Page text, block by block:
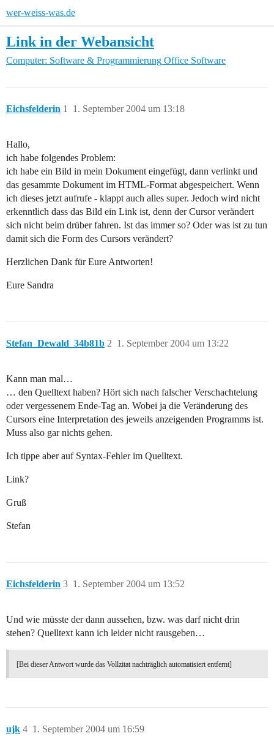
wer-weiss-was.de
Link in der Webansicht
Computer: Software & Programmierung Office Software
Eichsfelderin 1. September 2004 um 13:18
1
Hallo,
ich habe folgendes Problem:
ich habe ein Bild in mein Dokument eingefügt, dann verlinkt und
das gesammte Dokument im HTML-Format abgespeichert. Wenn
ich dieses jetzt aufrufe - klappt auch alles super. Jedoch wird nicht
erkenntlich dass das Bild ein Link ist, denn der Cursor verändert
sich nicht beim drüber fahren. Ist das immer so? Oder was ist zu tun
damit sich die Form des Cursors verändert?
Herzlichen Dank für Eure Antworten!
Eure Sandra
Stefan_Dewald_34b81b 1. September 2004 um 13:22
2
Kann man mal…
… den Quelltext haben? Hört sich nach falscher Verschachtelung
oder vergessenem Ende-Tag an. Wobei ja die Veränderung des
Cursors eine Interpretation des jeweils anzeigenden Programms ist.
Muss also gar nichts gehen.
Ich tippe aber auf Syntax-Fehler im Quelltext.
Link?
Gruß
Stefan
Eichsfelderin 1. September 2004 um 13:52
3
Und wie müsste der dann aussehen, bzw. was darf nicht drin
stehen? Quelltext kann ich leider nicht rausgeben…
[Bei dieser Antwort wurde das Vollzitat nachträglich automatisiert entfernt]
ujk 1. September 2004 um 16:59
4